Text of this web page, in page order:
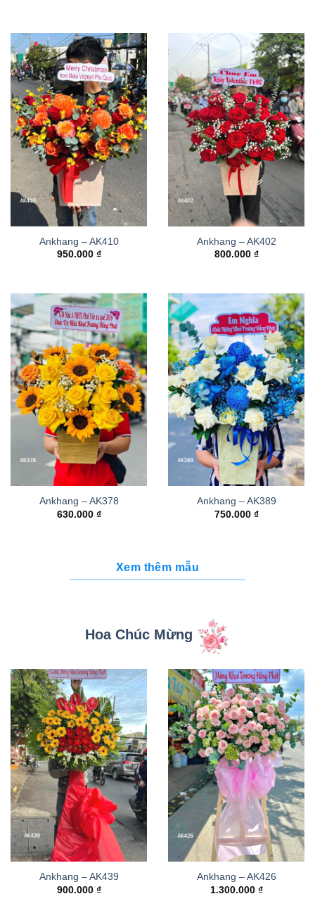
Ankhang – AK410
950.000 ₫
Ankhang – AK402
800.000 ₫
Ankhang – AK378
630.000 ₫
Ankhang – AK389
750.000 ₫
Xem thêm mẫu
Hoa Chúc Mừng
Ankhang – AK439
900.000 ₫
Ankhang – AK426
1.300.000 ₫